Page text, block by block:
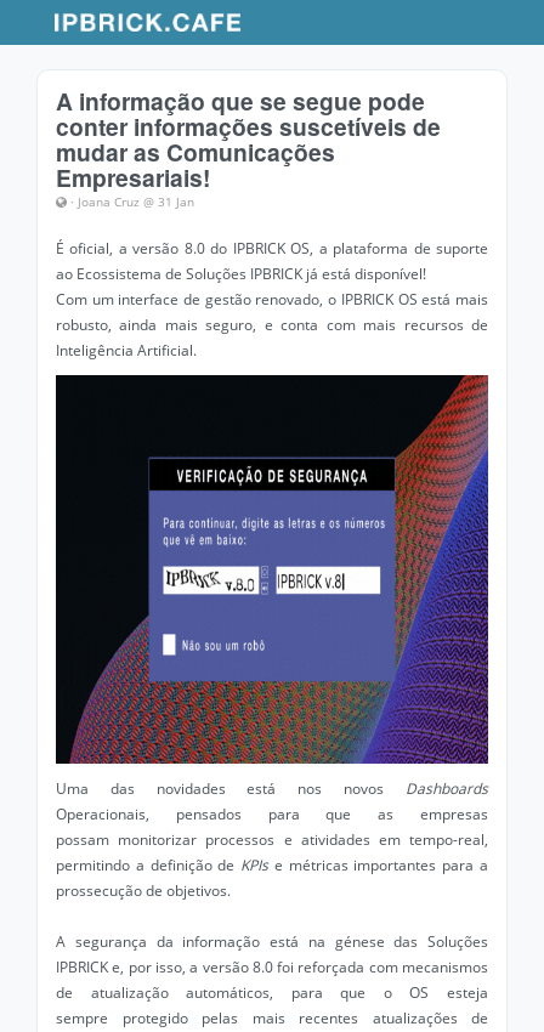
A informação que se segue pode
conter informações suscetíveis de
mudar as Comunicações
Empresariais!
· Joana Cruz @ 31 Jan
É oficial, a versão 8.0 do IPBRICK OS, a plataforma de suporte
ao Ecossistema de Soluções IPBRICK já está disponível!
Com um interface de gestão renovado, o IPBRICK OS está mais
robusto, ainda mais seguro, e conta com mais recursos de
Inteligência Artificial.
Uma das novidades está nos novos Dashboards
Operacionais, pensados para que as empresas
possam monitorizar processos e atividades em tempo-real,
permitindo a definição de KPIse métricas importantes para a
prossecução de objetivos.
A segurança da informação está na génese das Soluções
IPBRICK e, por isso, a versão 8.0 foi reforçada com mecanismos
de atualização automáticos, para que o OS esteja
sempre protegido pelas mais recentes atualizações de